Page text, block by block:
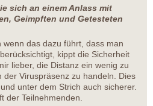
sich an einem Anlass mit
Geimpften und Getesteten
das dazu führt, dass man
kippt die Sicherheit
lieber, die Distanz ein wenig zu
der Viruspräsenz zu handeln. Dies
unter dem Strich auch sicherer.
der Teilnehmenden.